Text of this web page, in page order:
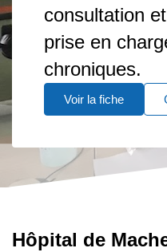
consultation
prise en
chroniques.
Voir la fiche
Hôpital de